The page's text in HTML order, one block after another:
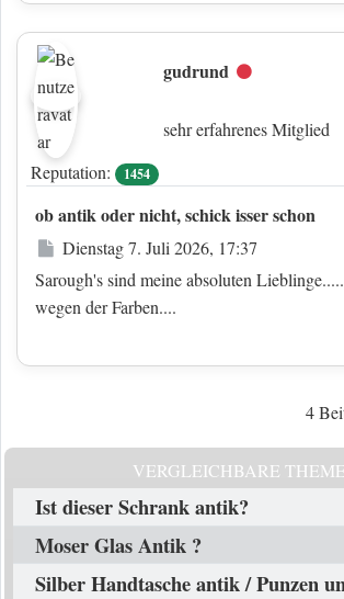
gudrund Offline
sehr erfahrenes Mitglied
Reputation:
1454
ob antik oder nicht, schick isser schon
Beitrag
Dienstag 7. Juli 2026, 17:37
Sarough's sind meine absoluten
wegen der Farben....
4
VERGLEICHBARE
Ist dieser Schrank antik?
Moser Glas Antik ?
Silber Handtasche antik / Punzen